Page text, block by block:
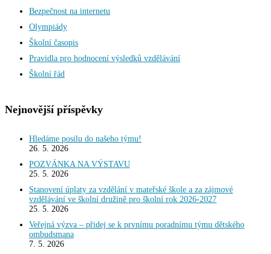
Bezpečnost na internetu
Olympiády
Školní časopis
Pravidla pro hodnocení výsledků vzdělávání
Školní řád
Nejnovější příspěvky
Hledáme posilu do našeho týmu!
26. 5. 2026
POZVÁNKA NA VÝSTAVU
25. 5. 2026
Stanovení úplaty za vzdělání v mateřské škole a za zájmové
vzdělávání ve školní družině pro školní rok 2026-2027
25. 5. 2026
Veřejná výzva – přidej se k prvnímu poradnímu týmu dětského
ombudsmana
7. 5. 2026